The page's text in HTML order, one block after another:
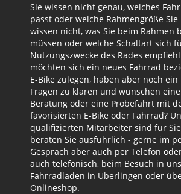
Sie wissen nicht genau, welches
passt oder welche Rahmengröße Sie
wissen nicht, was Sie beim Rahmen
müssen oder welche Schaltart sich
Nutzungszwecke des Rades
möchten sich ein neues Fahrrad
E-Bike zulegen, haben aber noch
Fragen zu klären und wünschen
Beratung oder eine Probefahrt mit
favorisierten E-Bike oder Fahrrad?
qualifizierten Mitarbeiter sind für
beraten Sie ausführlich - gerne im
Gespräch aber auch per Telefon
auch telefonisch, beim Besuch in
Fahrradladen in Überlingen oder
Onlineshop.